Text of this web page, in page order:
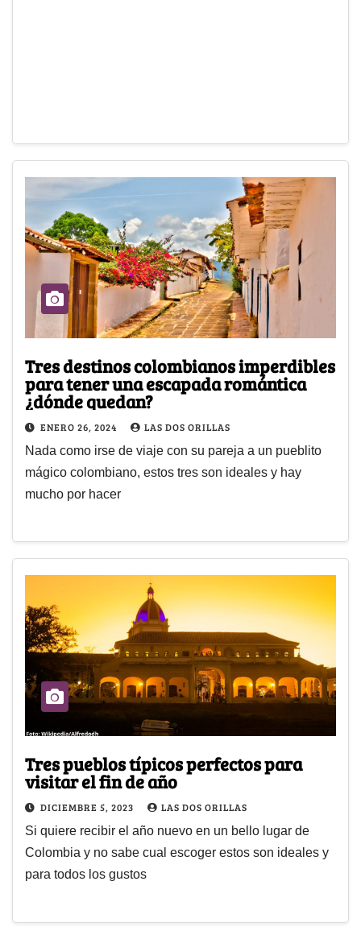
Tres destinos colombianos imperdibles
para tener una escapada romántica
¿dónde quedan?
ENERO 26, 2024 LAS DOS ORILLAS
Nada como irse de viaje con su pareja a un pueblito
mágico colombiano, estos tres son ideales y hay
mucho por hacer
Tres pueblos típicos perfectos para
visitar el fin de año
DICIEMBRE 5, 2023 LAS DOS ORILLAS
Si quiere recibir el año nuevo en un bello lugar de
Colombia y no sabe cual escoger estos son ideales y
para todos los gustos